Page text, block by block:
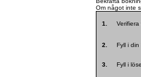
Om något inte
1.
2. Fyll i din
3. Fyll i